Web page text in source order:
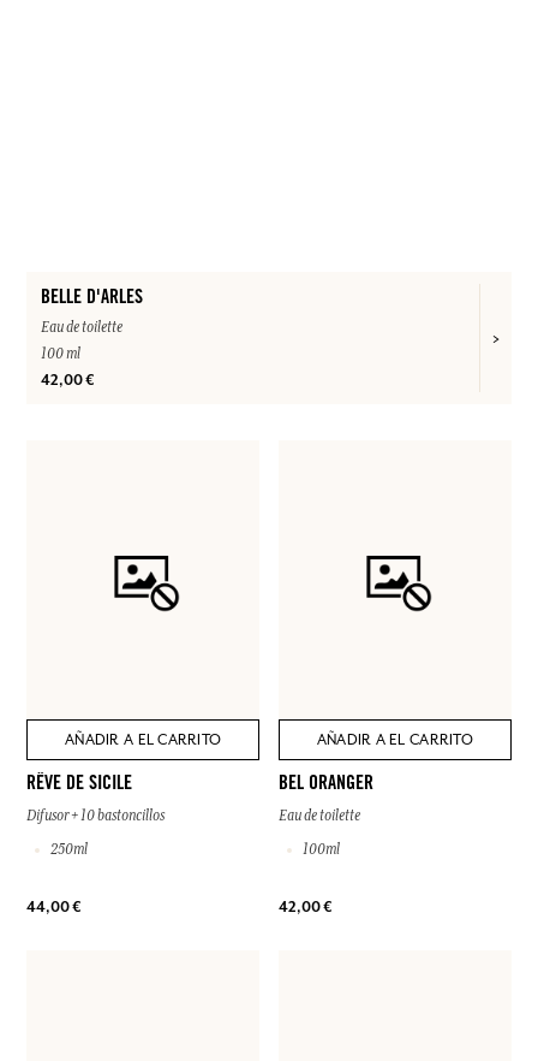
BELLE D'ARLES
Eau de toilette
100 ml
42,00 €
AÑADIR A EL CARRITO
RÊVE DE SICILE
Difusor + 10 bastoncillos
250ml
44,00 €
AÑADIR A EL CARRITO
BEL ORANGER
Eau de toilette
100ml
42,00 €